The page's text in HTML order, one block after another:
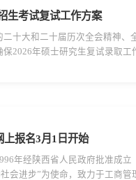
生考试复试工作方案
十大和二十届历次全会精神、
2026年硕士研究生复试录取工
上报名3月1日开始
年经陕西省人民政府批准成
进步”为使命，致力于工商管